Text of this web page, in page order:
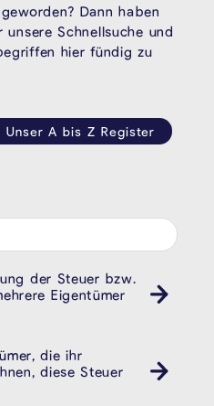
Dann haben
Schnellsuche und
hier fündig zu
A bis Z Register
der Steuer bzw.
Eigentümer
die ihr
diese Steuer